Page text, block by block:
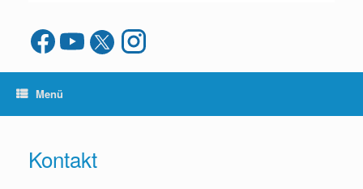
Menü
Kontakt